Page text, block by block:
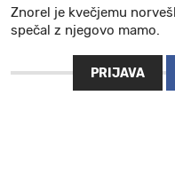
Znorel je kvečjemu
spečal z njegovo mamo.
PRIJAVA